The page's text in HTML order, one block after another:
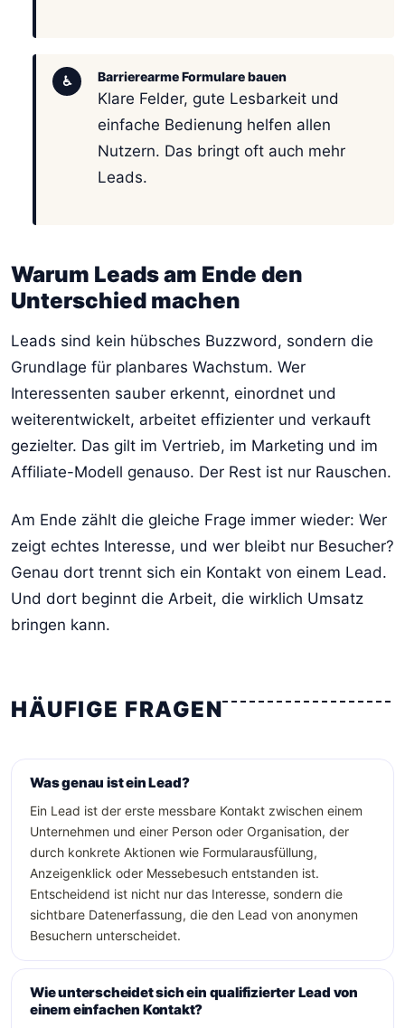
♿ Barrierearme Formulare bauen
Klare Felder, gute Lesbarkeit und
einfache Bedienung helfen allen
Nutzern. Das bringt oft auch mehr
Leads.
Warum Leads am Ende den
Unterschied machen
Leads sind kein hübsches Buzzword, sondern die
Grundlage für planbares Wachstum. Wer
Interessenten sauber erkennt, einordnet und
weiterentwickelt, arbeitet effizienter und verkauft
gezielter. Das gilt im Vertrieb, im Marketing und im
Affiliate-Modell genauso. Der Rest ist nur Rauschen.
Am Ende zählt die gleiche Frage immer wieder: Wer
zeigt echtes Interesse, und wer bleibt nur Besucher?
Genau dort trennt sich ein Kontakt von einem Lead.
Und dort beginnt die Arbeit, die wirklich Umsatz
bringen kann.
HÄUFIGE FRAGEN
Was genau ist ein Lead?
Ein Lead ist der erste messbare Kontakt zwischen einem
Unternehmen und einer Person oder Organisation, der
durch konkrete Aktionen wie Formularausfüllung,
Anzeigenklick oder Messebesuch entstanden ist.
Entscheidend ist nicht nur das Interesse, sondern die
sichtbare Datenerfassung, die den Lead von anonymen
Besuchern unterscheidet.
Wie unterscheidet sich ein qualifizierter Lead von
einem einfachen Kontakt?